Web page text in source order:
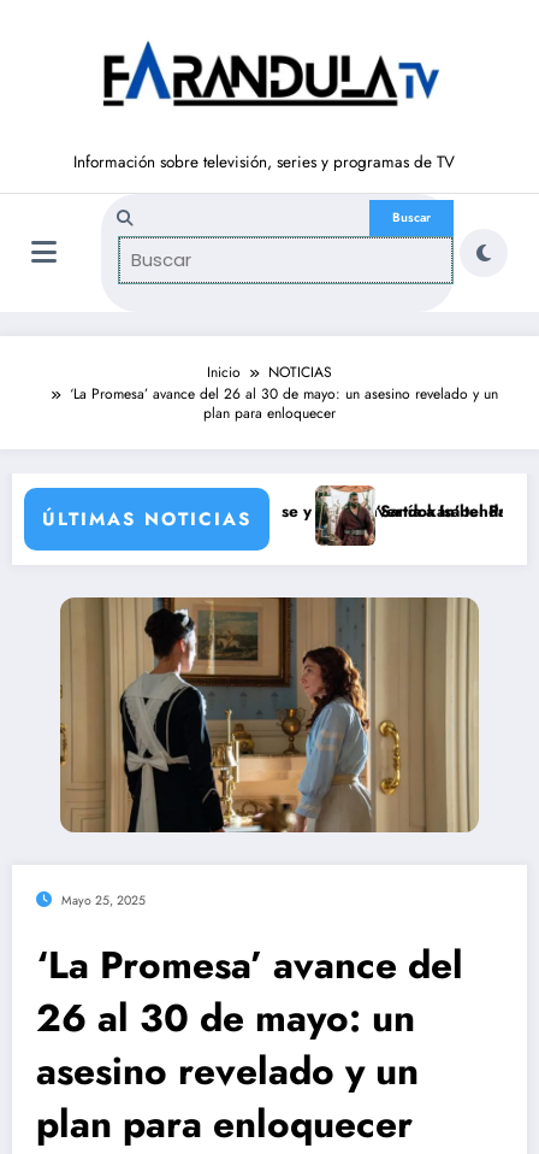
Información sobre televisión, series y programas de TV
Inicio
NOTICIAS
‘La Promesa’ avance del 26 al 30 de mayo: un asesino revelado y un
plan para enloquecer
ÚLTIMAS NOTICIAS
llegó a rodarse y que convertía a Isabel Pantoja en la gran
‘Sandokán’ tendrá segunda
Mayo 25, 2025
‘La Promesa’ avance del
26 al 30 de mayo: un
asesino revelado y un
plan para enloquecer